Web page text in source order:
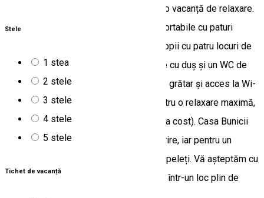
Stele
1 stea
2 stele
3 stele
4 stele
5 stele
Tichet de vacanță
orașului Toplița, este locul ideal pentru o vacanță de relaxare.
Casa dispune de două dormitoare confortabile cu paturi
matrimoniale, un spațiu comun pentru copii cu patru locuri de
dormit, o bucătărie complet utilată, baie cu duș și un WC de
serviciu. Livingul spațios, terasă, loc de grătar și acces la Wi-
Fi și TV adaugă un plus de confort. Pentru o relaxare maximă,
oferim și un ciubăr cu hidromasaj (contra cost). Casa Bunicii
funcționează în regim de autogospodărire, iar pentru un
confort sporit am instalat o centrală pe peleți. Vă așteptăm cu
drag să petreceți câteva zile de neuitat într-un loc plin de